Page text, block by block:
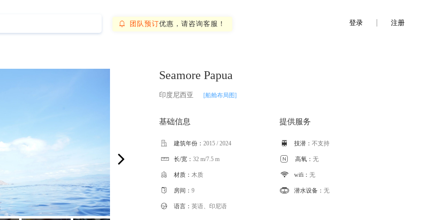
 团队预订优惠，请咨询客服！ 登录 注册
Seamore Papua
印度尼西亚 [船舱布局图]
基础信息
 建筑年份： 2015 / 2024
 长/宽： 32 m/7.5 m
 材质： 木质
 房间： 9
提供服务
 技潜： 不支持
 高氧： 无
 wifi： 无
 潜水设备： 无
 语言： 英语、印尼语